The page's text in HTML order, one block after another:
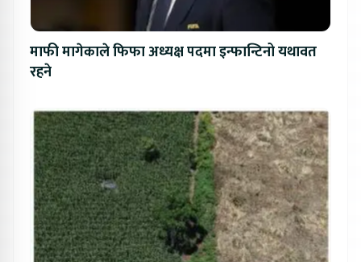
माफी मागेकाले फिफा अध्यक्ष पदमा इन्फान्टिनो यथावत
रहने